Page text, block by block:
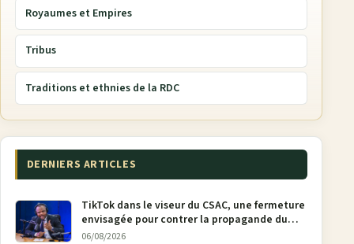
Royaumes et Empires
Tribus
Traditions et ethnies de la RDC
DERNIERS ARTICLES
TikTok dans le viseur du CSAC, une fermeture
envisagée pour contrer la propagande du
M23
06/08/2026